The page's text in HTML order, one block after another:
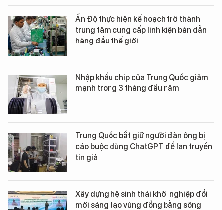
Ấn Độ thực hiện kế hoạch trở thành
trung tâm cung cấp linh kiện bán dẫn
hàng đầu thế giới
Nhập khẩu chip của Trung Quốc giảm
mạnh trong 3 tháng đầu năm
Trung Quốc bắt giữ người đàn ông bị
cáo buộc dùng ChatGPT để lan truyền
tin giả
Xây dựng hệ sinh thái khởi nghiệp đổi
mới sáng tạo vùng đồng bằng sông